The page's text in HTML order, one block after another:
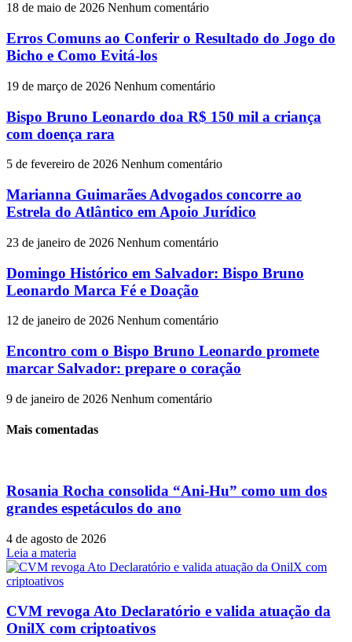
18 de maio de 2026 Nenhum comentário
Erros Comuns ao Conferir o Resultado do Jogo do
Bicho e Como Evitá-los
19 de março de 2026 Nenhum comentário
Bispo Bruno Leonardo doa R$ 150 mil a criança
com doença rara
5 de fevereiro de 2026 Nenhum comentário
Marianna Guimarães Advogados concorre ao
Estrela do Atlântico em Apoio Jurídico
23 de janeiro de 2026 Nenhum comentário
Domingo Histórico em Salvador: Bispo Bruno
Leonardo Marca Fé e Doação
12 de janeiro de 2026 Nenhum comentário
Encontro com o Bispo Bruno Leonardo promete
marcar Salvador: prepare o coração
9 de janeiro de 2026 Nenhum comentário
Mais comentadas
Rosania Rocha consolida “Ani-Hu” como um dos
grandes espetáculos do ano
4 de agosto de 2026
Leia a materia
CVM revoga Ato Declaratório e valida atuação da
OnilX com criptoativos